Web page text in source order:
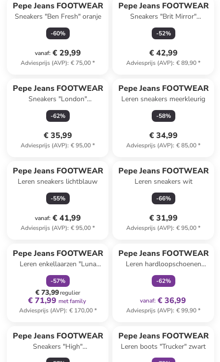
Pepe Jeans FOOTWEAR
Sneakers "Ben Fresh" oranje
-60%
vanaf: € 29,99
Adviesprijs (AVP): € 75,00*
Pepe Jeans FOOTWEAR
Sneakers "Brit Mirror"
lichtbruin/beige
-52%
€ 42,99
Adviesprijs (AVP): € 89,90*
Pepe Jeans FOOTWEAR
Sneakers "London"
grijs/blauw/crème
-62%
€ 35,99
Adviesprijs (AVP): € 95,00*
Pepe Jeans FOOTWEAR
Leren sneakers meerkleurig
-58%
€ 34,99
Adviesprijs (AVP): € 85,00*
Pepe Jeans FOOTWEAR
Leren sneakers lichtblauw
-55%
vanaf: € 41,99
Adviesprijs (AVP): € 95,00*
Pepe Jeans FOOTWEAR
Leren sneakers wit
-66%
€ 31,99
Adviesprijs (AVP): € 95,00*
Pepe Jeans FOOTWEAR
Leren enkellaarzen "Luna
Rock" zwart
-57%
€ 73,99regulier
€ 71,99 met family
Adviesprijs (AVP): € 170,00*
Pepe Jeans FOOTWEAR
Leren hardloopschoenen
lichtbruin
-62%
vanaf: € 36,99
Adviesprijs (AVP): € 99,90*
Pepe Jeans FOOTWEAR
Sneakers "High"
lichtblauw/paars
Pepe Jeans FOOTWEAR
Leren boots "Trucker" zwart